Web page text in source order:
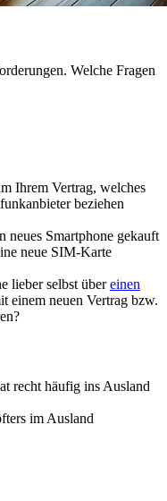
Welche Fragen
Ihrem Vertrag, welches
beziehen
neues Smartphone gekauft
neue SIM-Karte
lieber selbst übereinen
einem neuen Vertrag bzw.
recht häufig ins Ausland
im Ausland